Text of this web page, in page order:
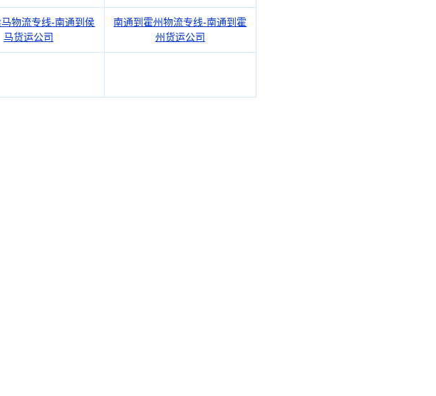
物流专线-南通到侯
马货运公司
南通到霍州物流专线-南通到霍
州货运公司